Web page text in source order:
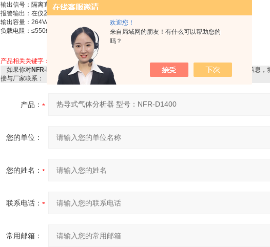
欢迎您！
来自局域网的朋友！有什么可以帮助您的
吗？
输出信号：隔离直流4-20 mA（ 或0-10 mA）
报警输出：在仪器量程范围内设定上、下限报警；
输出容量：264VAC/1A 或 30VDC/1A
负载电阻：≤550Ω
产品相关关键字：
热导式气体分析器 型号：NFR-D1400
如果你对NFR-D1400热导式气体分析器 型号：NFR-D1400感兴趣，想了解更详细的产品信息，
接与厂家联系：
产品：
您的单位：
您的姓名：
联系电话：
常用邮箱：